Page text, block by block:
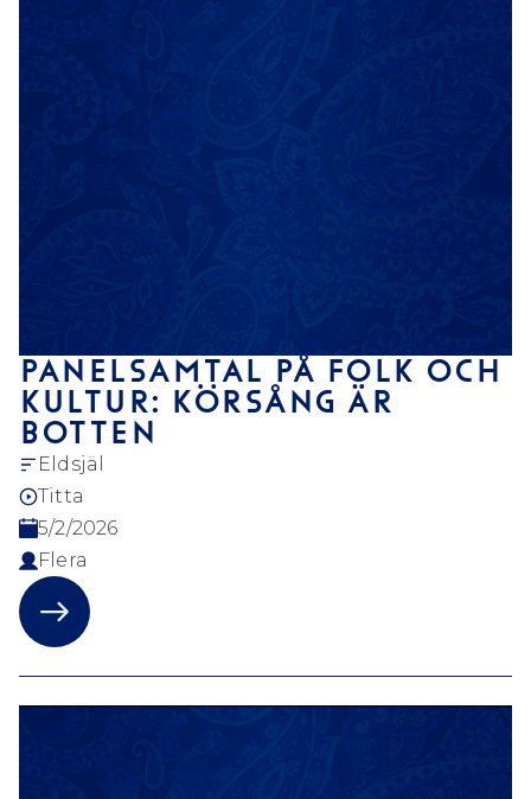
PANELSAMTAL PÅ FOLK OCH
KULTUR: KÖRSÅNG ÄR
BOTTEN
Eldsjäl
Titta
5/2/2026
Flera